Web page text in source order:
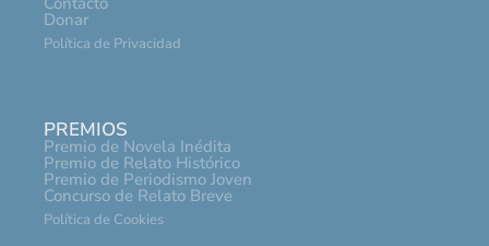
Donar
Política de Privacidad
PREMIOS
Premio de Novela Inédita
Premio de Relato Histórico
Premio de Periodismo Joven
Concurso de Relato Breve
Política de Cookies